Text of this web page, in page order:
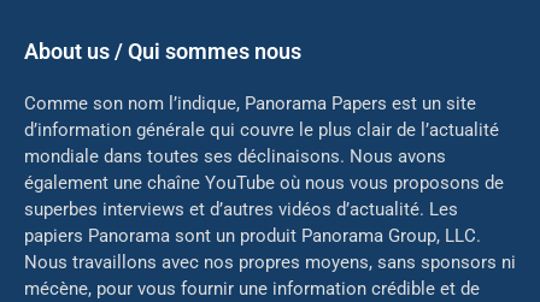
About us / Qui sommes nous
Comme son nom l’indique, Panorama Papers est un site
d’information générale qui couvre le plus clair de l’actualité
mondiale dans toutes ses déclinaisons. Nous avons
également une chaîne YouTube où nous vous proposons de
superbes interviews et d’autres vidéos d’actualité. Les
papiers Panorama sont un produit Panorama Group, LLC.
Nous travaillons avec nos propres moyens, sans sponsors ni
mécène, pour vous fournir une information crédible et de